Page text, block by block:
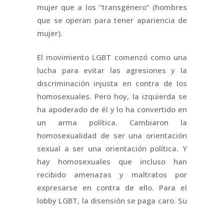
mujer que a los “transgénero” (hombres
que se operan para tener apariencia de
mujer).
El movimiento LGBT comenzó como una
lucha para evitar las agresiones y la
discriminación injusta en contra de los
homosexuales. Pero hoy, la izquierda se
ha apoderado de él y lo ha convertido en
un arma política. Cambiaron la
homosexualidad de ser una orientación
sexual a ser una orientación política. Y
hay homosexuales que incluso han
recibido amenazas y maltratos por
expresarse en contra de ello. Para el
lobby LGBT, la disensión se paga caro. Su